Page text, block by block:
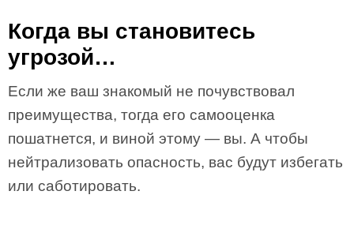
Когда вы становитесь
угрозой…
Если же ваш знакомый не почувствовал
преимущества, тогда его самооценка
пошатнется, и виной этому — вы. А чтобы
нейтрализовать опасность, вас будут избегать
или саботировать.